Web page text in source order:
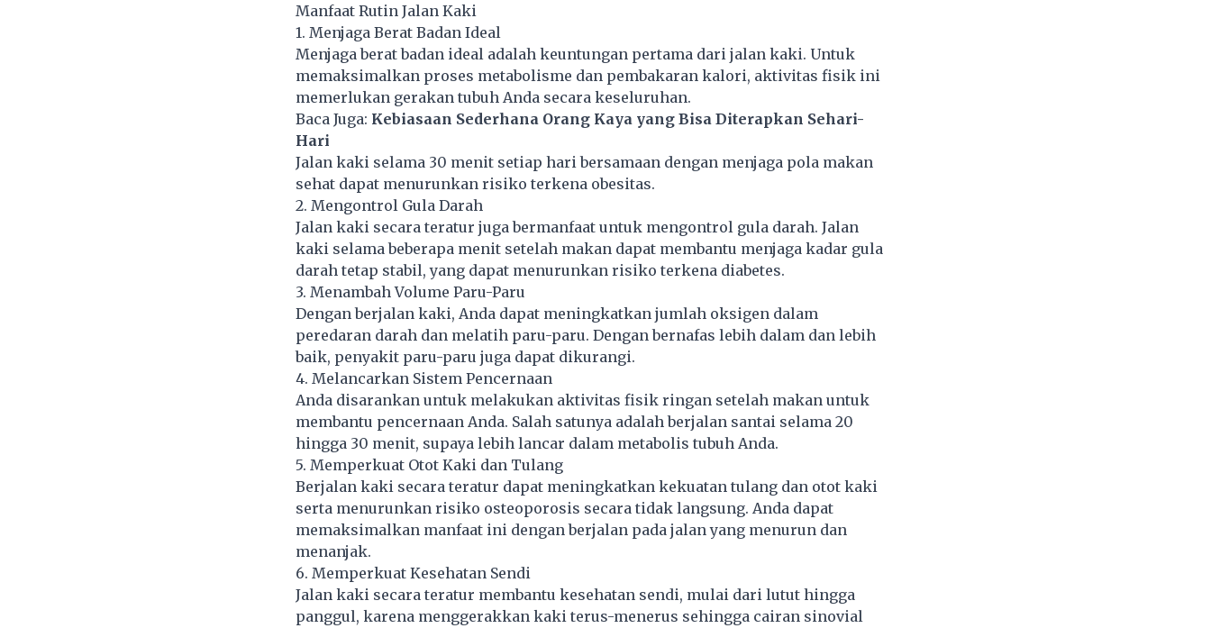
Manfaat Rutin Jalan Kaki
1. Menjaga Berat Badan Ideal
Menjaga berat badan ideal adalah keuntungan pertama dari jalan kaki. Untuk
memaksimalkan proses metabolisme dan pembakaran kalori, aktivitas fisik ini
memerlukan gerakan tubuh Anda secara keseluruhan.
Baca Juga: Kebiasaan Sederhana Orang Kaya yang Bisa Diterapkan Sehari-
Hari
Jalan kaki selama 30 menit setiap hari bersamaan dengan menjaga pola makan
sehat dapat menurunkan risiko terkena obesitas.
2. Mengontrol Gula Darah
Jalan kaki secara teratur juga bermanfaat untuk mengontrol gula darah. Jalan
kaki selama beberapa menit setelah makan dapat membantu menjaga kadar gula
darah tetap stabil, yang dapat menurunkan risiko terkena diabetes.
3. Menambah Volume Paru-Paru
Dengan berjalan kaki, Anda dapat meningkatkan jumlah oksigen dalam
peredaran darah dan melatih paru-paru. Dengan bernafas lebih dalam dan lebih
baik, penyakit paru-paru juga dapat dikurangi.
4. Melancarkan Sistem Pencernaan
Anda disarankan untuk melakukan aktivitas fisik ringan setelah makan untuk
membantu pencernaan Anda. Salah satunya adalah berjalan santai selama 20
hingga 30 menit, supaya lebih lancar dalam metabolis tubuh Anda.
5. Memperkuat Otot Kaki dan Tulang
Berjalan kaki secara teratur dapat meningkatkan kekuatan tulang dan otot kaki
serta menurunkan risiko osteoporosis secara tidak langsung. Anda dapat
memaksimalkan manfaat ini dengan berjalan pada jalan yang menurun dan
menanjak.
6. Memperkuat Kesehatan Sendi
Jalan kaki secara teratur membantu kesehatan sendi, mulai dari lutut hingga
panggul, karena menggerakkan kaki terus-menerus sehingga cairan sinovial